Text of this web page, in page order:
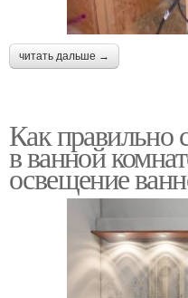
читать дальше →
Как правильно
в ванной
освещение